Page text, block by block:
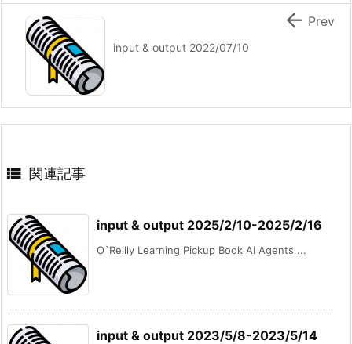
input & output 2022/07/10
 Prev
 関連記事
input & output 2025/2/10-2025/2/16
O`Reilly Learning Pickup Book AI Agents ...
input & output 2023/5/8-2023/5/14